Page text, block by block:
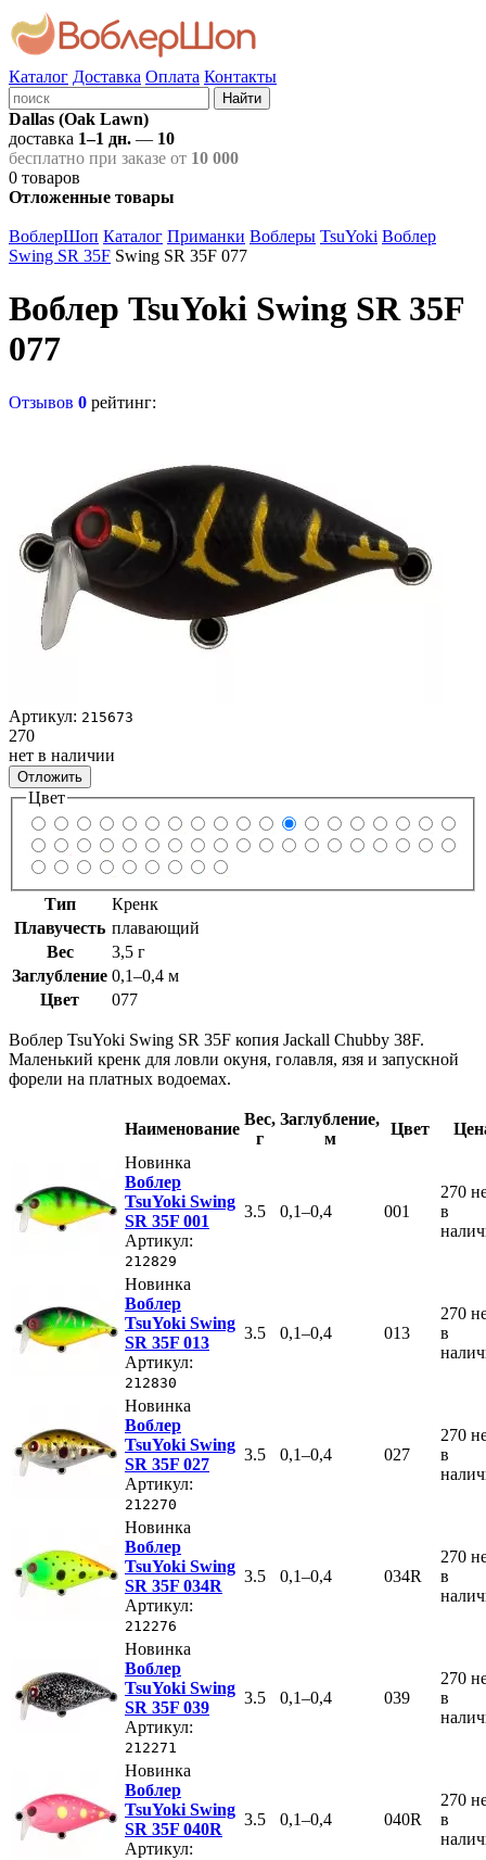
Каталог Доставка Оплата Контакты
Найти
Dallas (Oak Lawn)
доставка 1–1 дн. — 10
бесплатно при заказе от 10 000
0 товаров
Отложенные товары
ВоблерШоп Каталог Приманки Воблеры TsuYoki Воблер
Swing SR 35F Swing SR 35F 077
Воблер TsuYoki Swing SR 35F
077
Отзывов 0 рейтинг:
Артикул: 215673
270
нет в наличии
Отложить
Цвет
Тип
Кренк
Плавучесть плавающий
Вес
3,5 г
Заглубление 0,1–0,4 м
Цвет
077
Воблер TsuYoki Swing SR 35F копия Jackall Chubby 38F.
Маленький кренк для ловли окуня, голавля, язя и запускной
форели на платных водоемах.
Наименование
Вес,
г
Заглубление,
м
Цвет
Новинка
Воблер
TsuYoki Swing
SR 35F 001
Артикул:
212829
3.5 0,1–0,4 001
270
в
Новинка
Воблер
TsuYoki Swing
SR 35F 013
Артикул:
212830
3.5 0,1–0,4 013
270
в
Новинка
Воблер
TsuYoki Swing
SR 35F 027
Артикул:
212270
3.5 0,1–0,4 027
270
в
Новинка
Воблер
TsuYoki Swing
SR 35F 034R
Артикул:
212276
3.5 0,1–0,4 034R
270
в
Новинка
Воблер
TsuYoki Swing
SR 35F 039
Артикул:
212271
3.5 0,1–0,4 039
270
в
Новинка
Воблер
TsuYoki Swing
SR 35F 040R
Артикул:
3.5 0,1–0,4 040R
270
в